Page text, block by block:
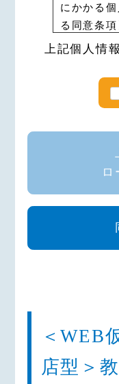
意いたしま
2.申込人は
場合、申
申込人の
要な情報
いたしま
3.申込人
保険の加
有、利用
す。
（保証審
同じ）な
に必 要な
る個人情報
にかかる
る同意条
ます。
書、保証
〔個人情
場合にお
条項がそ
とに同意
第１条（
申込人（
範囲で、
利用する
1.業務の内
上記個人情
ロ
＜WEB
店型＞